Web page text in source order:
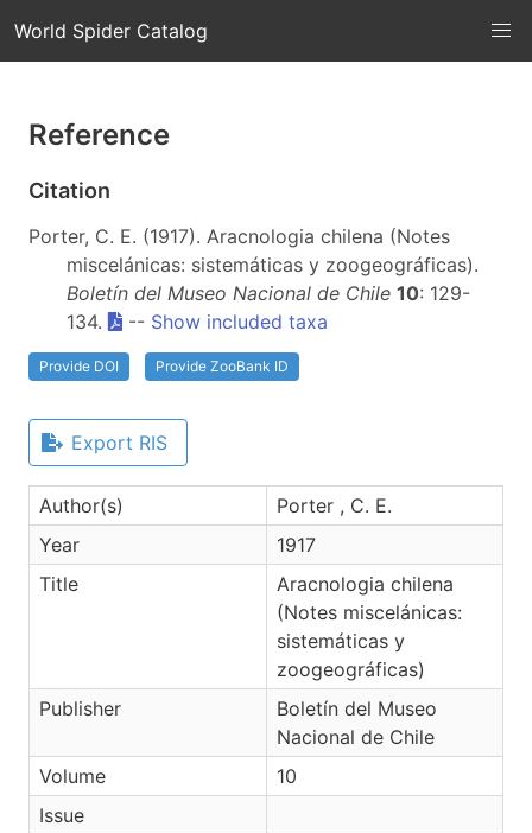
World Spider Catalog
Reference
Citation
Porter, C. E. (1917). Aracnologia chilena (Notes
miscelánicas: sistemáticas y zoogeográficas).
Boletín del Museo Nacional de Chile 10: 129-
134.
-- Show included taxa
Provide DOI Provide ZooBank ID
Export RIS
Author(s)
Porter , C. E.
Year
1917
Title
Aracnologia chilena
(Notes miscelánicas:
sistemáticas y
zoogeográficas)
Publisher
Boletín del Museo
Nacional de Chile
Volume
10
Issue